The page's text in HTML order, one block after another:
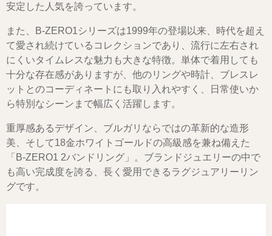
安定した人気を誇っています。
また、B-ZERO1シリーズは1999年の登場以来、時代を超え
て愛され続けているコレクションであり、流行に左右され
にくいタイムレスな魅力も大きな特徴。単体で着用しても
十分な存在感がありますが、他のリングや時計、ブレスレ
ットとのコーディネートにも取り入れやすく、日常使いか
ら特別なシーンまで幅広く活躍します。
重厚感あるデザイン、ブルガリならではの革新的な造形
美、そして18金ホワイトゴールドの高級感を兼ね備えた
「B-ZERO1 2バンドリング」。ブランドジュエリーの中で
も高い完成度を誇る、長く愛用できるラグジュアリーリン
グです。